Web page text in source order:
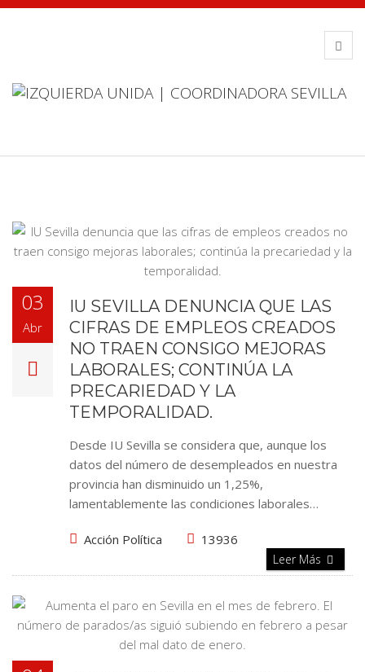
03
Abr
IU SEVILLA DENUNCIA QUE LAS
CIFRAS DE EMPLEOS CREADOS
NO TRAEN CONSIGO MEJORAS
LABORALES; CONTINÚA LA
PRECARIEDAD Y LA
TEMPORALIDAD.
Desde IU Sevilla se considera que, aunque los
datos del número de desempleados en nuestra
provincia han disminuido un 1,25%,
lamentablemente las condiciones laborales…
Acción Política 13936
Leer Más